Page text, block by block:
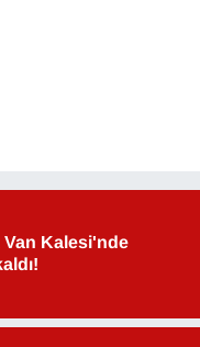
Kalesi'nde